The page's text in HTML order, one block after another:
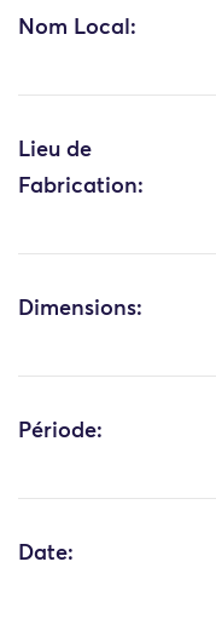
Nom Local:
Lieu de
Fabrication:
Dimensions:
Période:
Date: